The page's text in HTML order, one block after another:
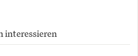
interessieren